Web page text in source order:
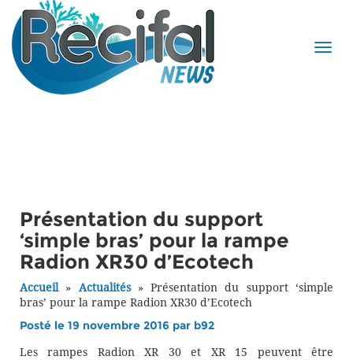
Présentation du support
‘simple bras’ pour la rampe
Radion XR30 d’Ecotech
Accueil» Actualités»Présentation du support ‘simple
bras’ pour la rampe Radion XR30 d’Ecotech
Posté le 19 novembre 2016 par b92
Les rampes Radion XR 30 et XR 15 peuvent être